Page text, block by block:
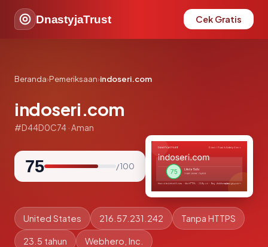
DnastyjaTrust Cek Gratis
Beranda›Pemeriksaan›indoseri.com
indoseri.com
#D44D0C74 · Aman
75 / 100
United States 216.57.231.242 Tanpa HTTPS
23.5 tahun Webhero, Inc.